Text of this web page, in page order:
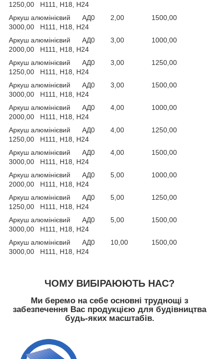
1250,00 Н111, Н18, Н24
Аркуш алюмінієвий АД0 2,00 1500,00
3000,00 Н111, Н18, Н24
Аркуш алюмінієвий АД0 3,00 1000,00
2000,00 Н111, Н18, Н24
Аркуш алюмінієвий АД0 3,00 1250,00
1250,00 Н111, Н18, Н24
Аркуш алюмінієвий АД0 3,00 1500,00
3000,00 Н111, Н18, Н24
Аркуш алюмінієвий АД0 4,00 1000,00
2000,00 Н111, Н18, Н24
Аркуш алюмінієвий АД0 4,00 1250,00
1250,00 Н111, Н18, Н24
Аркуш алюмінієвий АД0 4,00 1500,00
3000,00 Н111, Н18, Н24
Аркуш алюмінієвий АД0 5,00 1000,00
2000,00 Н111, Н18, Н24
Аркуш алюмінієвий АД0 5,00 1250,00
1250,00 Н111, Н18, Н24
Аркуш алюмінієвий АД0 5,00 1500,00
3000,00 Н111, Н18, Н24
Аркуш алюмінієвий АД0 10,00 1500,00
3000,00 Н111, Н18, Н24
ЧОМУ ВИБІРАЮЮТЬ НАС?
Ми беремо на себе основні труднощі з
забезпечення Вас продукцією для будівництва
будь-яких масштабів.